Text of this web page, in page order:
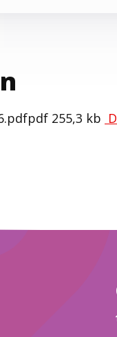
pdf 255,3 kb